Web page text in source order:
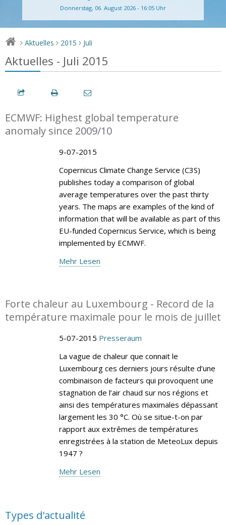
Donnerstag, 06. August 2026 - 16:05 Uhr
> Aktuelles > 2015 > Juli
Aktuelles - Juli 2015
ECMWF: Highest global temperature
anomaly since 2009/10
9-07-2015
Copernicus Climate Change Service (C3S)
publishes today a comparison of global
average temperatures over the past thirty
years. The maps are examples of the kind of
information that will be available as part of this
EU-funded Copernicus Service, which is being
implemented by ECMWF.
Mehr Lesen
Forte chaleur au Luxembourg - Record de la
température maximale pour le mois de juillet
5-07-2015 Presseraum
La vague de chaleur que connait le
Luxembourg ces derniers jours résulte d’une
combinaison de facteurs qui provoquent une
stagnation de l’air chaud sur nos régions et
ainsi des températures maximales dépassant
largement les 30 °C. Où se situe-t-on par
rapport aux extrêmes de températures
enregistrées à la station de MeteoLux depuis
1947 ?
Mehr Lesen
Types d'actualité